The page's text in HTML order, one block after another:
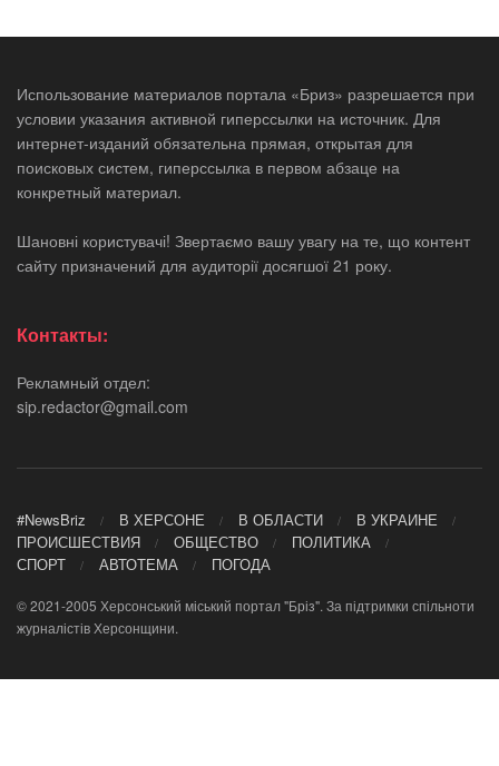
Использование материалов портала «Бриз» разрешается при
условии указания активной гиперссылки на источник. Для
интернет-изданий обязательна прямая, открытая для
поисковых систем, гиперссылка в первом абзаце на
конкретный материал.
Шановні користувачі! Звертаємо вашу увагу на те, що контент
сайту призначений для аудиторії досягшої 21 року.
Контакты:
Рекламный отдел:
sip.redactor@gmail.com
#NewsBriz В ХЕРСОНЕ В ОБЛАСТИ
В УКРАИНЕ
ПРОИСШЕСТВИЯ
ОБЩЕСТВО
ПОЛИТИКА
СПОРТ
АВТОТЕМА ПОГОДА
© 2021-2005 Херсонський міський портал "Бріз". За підтримки спільноти
журналістів Херсонщини.